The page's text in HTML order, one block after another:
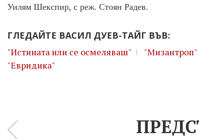
Уилям Шекспир, с реж. Стоян Радев.
ГЛЕДАЙТЕ ВАСИЛ ДУЕВ-ТАЙГ ВЪВ:
"Истината или се осмеляваш"
"Мизантроп"
"Евридика"
‹